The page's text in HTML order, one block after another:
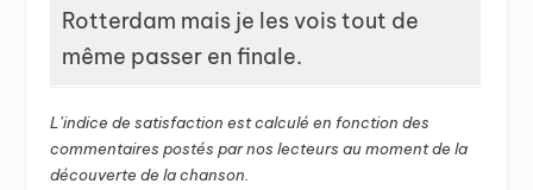
Rotterdam mais je les vois tout de
même passer en finale.
L’indice de satisfaction est calculé en fonction des
commentaires postés par nos lecteurs au moment de la
découverte de la chanson.